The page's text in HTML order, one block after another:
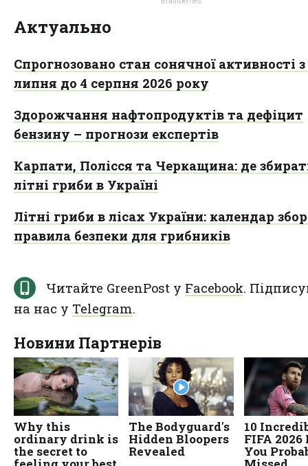
Актуально
Спрогнозовано стан сонячної активності з
липня до 4 серпня 2026 року
Здорожчання нафтопродуктів та дефіцит
бензину – прогнози експертів
Карпати, Полісся та Черкащина: де
літні гриби в Україні
Літні гриби в лісах України: календар
правила безпеки для грибників
Читайте GreenPost у Facebook.
на нас у Telegram.